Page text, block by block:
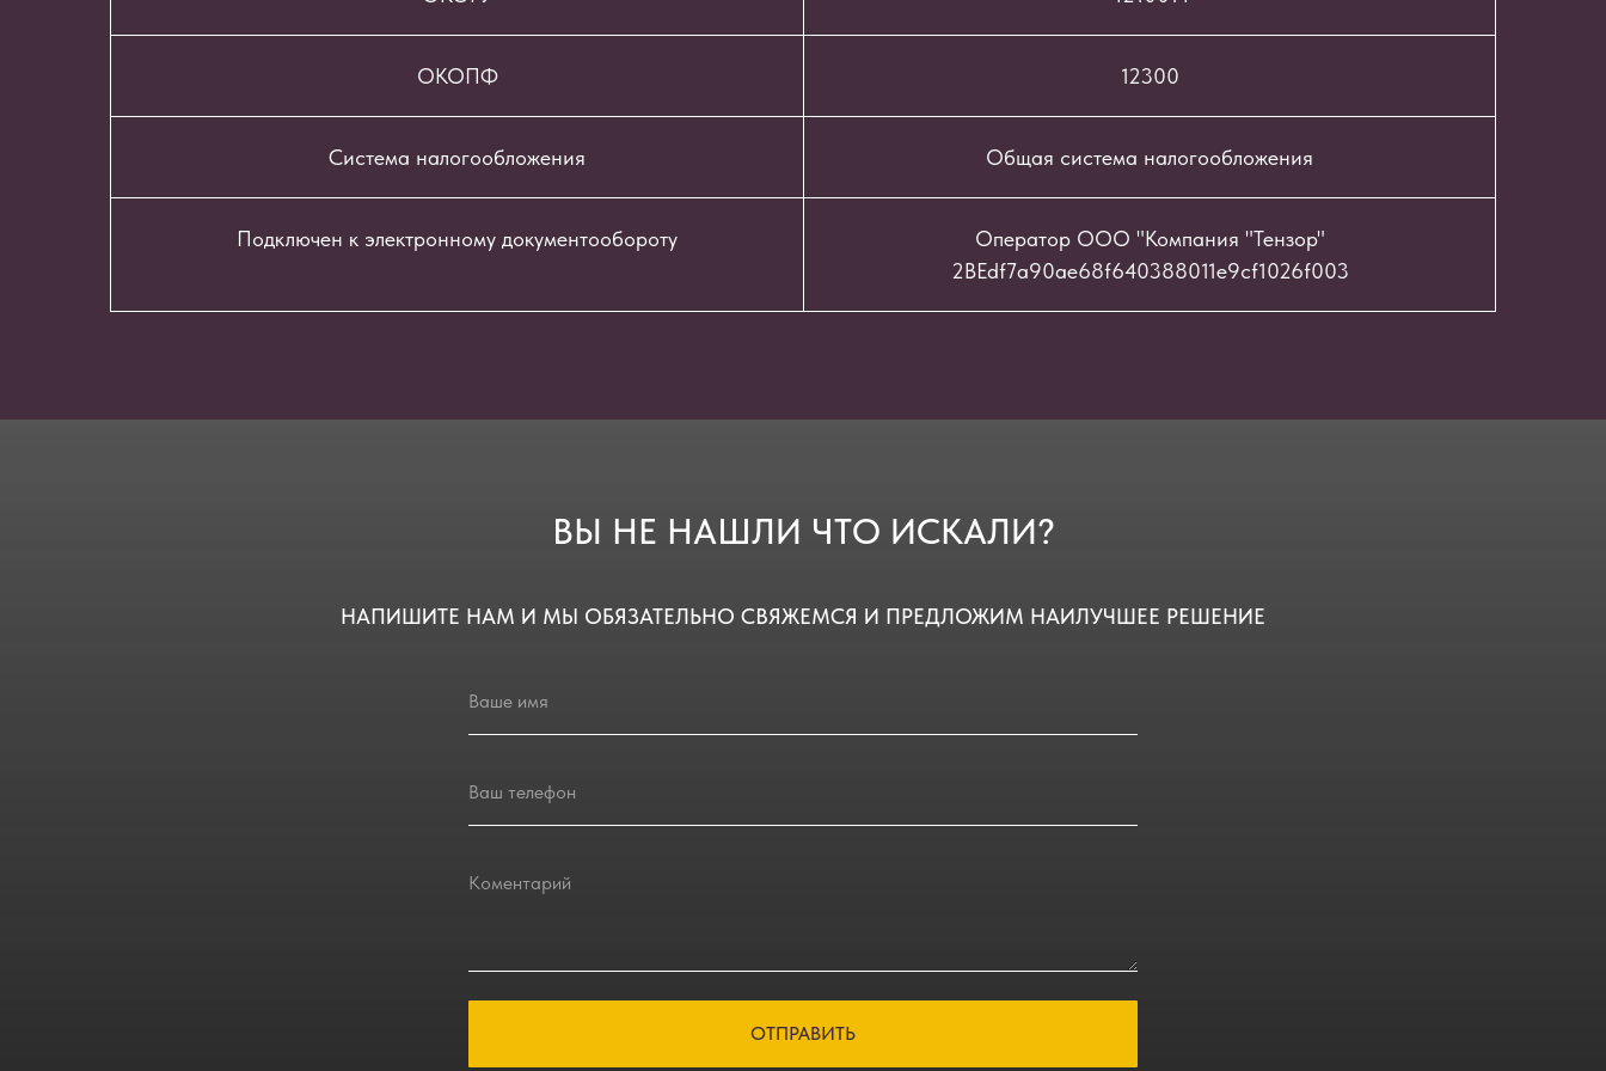
ОКОПФ 12300
Система налогообложения Общая система налогообложения
Подключен к электронному документообороту
Оператор ООО "Компания "Тензор"
2BEdf7a90ae68f640388011e9cf1026f003
ВЫ НЕ НАШЛИ ЧТО ИСКАЛИ?
НАПИШИТЕ НАМ И МЫ ОБЯЗАТЕЛЬНО СВЯЖЕМСЯ И ПРЕДЛОЖИМ НАИЛУЧШЕЕ РЕШЕНИЕ
ОТПРАВИТЬ